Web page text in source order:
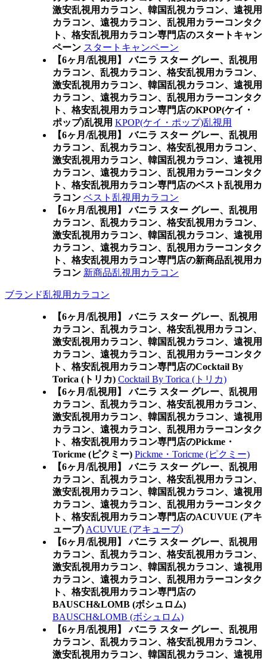
激安乱視用カラコン、韓国乱視カラコン、遠視用
カラコン、遠視カラコン、乱視用カラーコンタク
ト、格安乱視用カラコン専門店のスタートキャン
ペーン スタートキャンペーン
【6ヶ月/乱視用】 バニラ スター グレー、乱視用
カラコン、乱視カラコン、格安乱視用カラコン、
激安乱視用カラコン、韓国乱視カラコン、遠視用
カラコン、遠視カラコン、乱視用カラーコンタク
ト、格安乱視用カラコン専門店のKPOP(ケイ・
ポップ)乱視用 KPOP(ケイ・ポップ)乱視用
【6ヶ月/乱視用】 バニラ スター グレー、乱視用
カラコン、乱視カラコン、格安乱視用カラコン、
激安乱視用カラコン、韓国乱視カラコン、遠視用
カラコン、遠視カラコン、乱視用カラーコンタク
ト、格安乱視用カラコン専門店のベスト乱視用カ
ラコン ベスト乱視用カラコン
【6ヶ月/乱視用】 バニラ スター グレー、乱視用
カラコン、乱視カラコン、格安乱視用カラコン、
激安乱視用カラコン、韓国乱視カラコン、遠視用
カラコン、遠視カラコン、乱視用カラーコンタク
ト、格安乱視用カラコン専門店の新商品乱視用カ
ラコン 新商品乱視用カラコン
ブランド乱視用カラコン
【6ヶ月/乱視用】 バニラ スター グレー、乱視用
カラコン、乱視カラコン、格安乱視用カラコン、
激安乱視用カラコン、韓国乱視カラコン、遠視用
カラコン、遠視カラコン、乱視用カラーコンタク
ト、格安乱視用カラコン専門店のCocktail By
Torica (トリカ) Cocktail By Torica (トリカ)
【6ヶ月/乱視用】 バニラ スター グレー、乱視用
カラコン、乱視カラコン、格安乱視用カラコン、
激安乱視用カラコン、韓国乱視カラコン、遠視用
カラコン、遠視カラコン、乱視用カラーコンタク
ト、格安乱視用カラコン専門店のPickme・
Toricme (ピクミー) Pickme・Toricme (ピクミー)
【6ヶ月/乱視用】 バニラ スター グレー、乱視用
カラコン、乱視カラコン、格安乱視用カラコン、
激安乱視用カラコン、韓国乱視カラコン、遠視用
カラコン、遠視カラコン、乱視用カラーコンタク
ト、格安乱視用カラコン専門店のACUVUE (アキ
ューブ) ACUVUE (アキューブ)
【6ヶ月/乱視用】 バニラ スター グレー、乱視用
カラコン、乱視カラコン、格安乱視用カラコン、
激安乱視用カラコン、韓国乱視カラコン、遠視用
カラコン、遠視カラコン、乱視用カラーコンタク
ト、格安乱視用カラコン専門店の
BAUSCH&LOMB (ボシュロム)
BAUSCH&LOMB (ボシュロム)
【6ヶ月/乱視用】 バニラ スター グレー、乱視用
カラコン、乱視カラコン、格安乱視用カラコン、
激安乱視用カラコン、韓国乱視カラコン、遠視用